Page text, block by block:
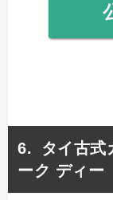
タイ古式
ーク ディー